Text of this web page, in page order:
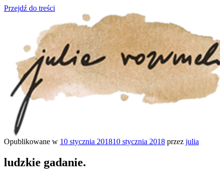
Przejdź do treści
Opublikowane w 10 stycznia 201810 stycznia 2018 przez julia
ludzkie gadanie.